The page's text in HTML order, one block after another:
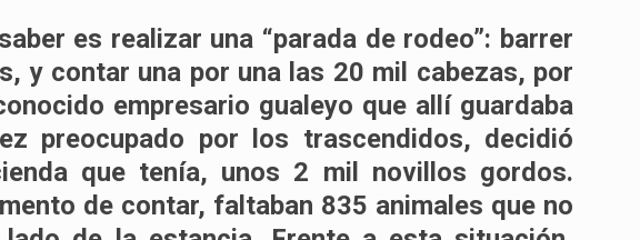
es realizar una “parada de rodeo”: barrer
y contar una por una las 20 mil cabezas, por
empresario gualeyo que allí guardaba
preocupado por los trascendidos, decidió
que tenía, unos 2 mil novillos gordos.
de contar, faltaban 835 animales que no